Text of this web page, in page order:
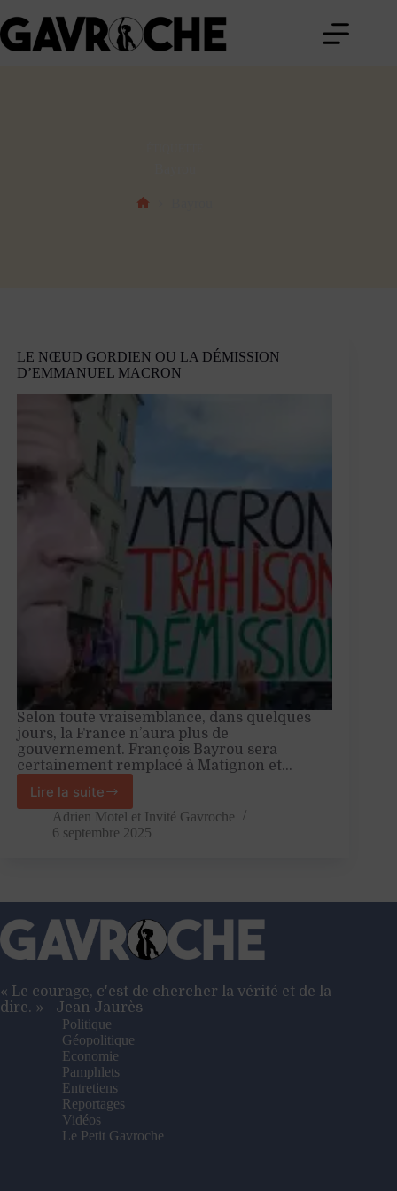
au
contenu
LE NŒUD GORDIEN OU LA DÉMISSION
D’EMMANUEL MACRON
Selon toute vraisemblance, dans quelques
jours, la France n’aura plus de
gouvernement. François Bayrou sera
certainement remplacé à Matignon et…
Lire la suite
Le
nœud
gordien
d’Emmanuel
Macron
Adrien Motel et Invité Gavroche
6 septembre 2025
« Le courage, c'est de chercher la vérité et de la
dire. » - Jean Jaurès
Politique
Géopolitique
Economie
Pamphlets
Entretiens
Reportages
Vidéos
Le Petit Gavroche